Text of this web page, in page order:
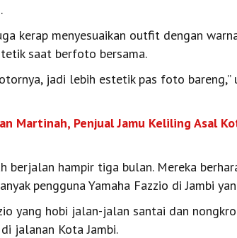
kerap menyesuaikan outfit dengan
saat berfoto bersama.
jadi lebih estetik pas foto bareng,”
Martinah, Penjual Jamu Keliling Asal
berjalan hampir tiga bulan. Mereka
pengguna Yamaha Fazzio di Jambi
yang hobi jalan-jalan santai dan
jalanan Kota Jambi.